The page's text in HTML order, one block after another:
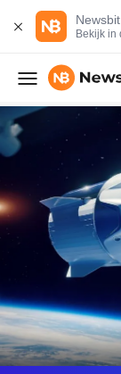
Newsbit
Bekijk in